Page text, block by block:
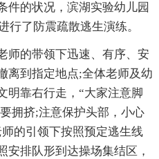
件的状况，滨湖实验幼儿园
行了防震疏散逃生演练。
师的带领下迅速、有序、安
离到指定地点;全体老师及幼
明靠右行走，“大家注意脚
拥挤;注意保护头部，小心
的引领下按照预定逃生线
安排队形到达操场集结区，